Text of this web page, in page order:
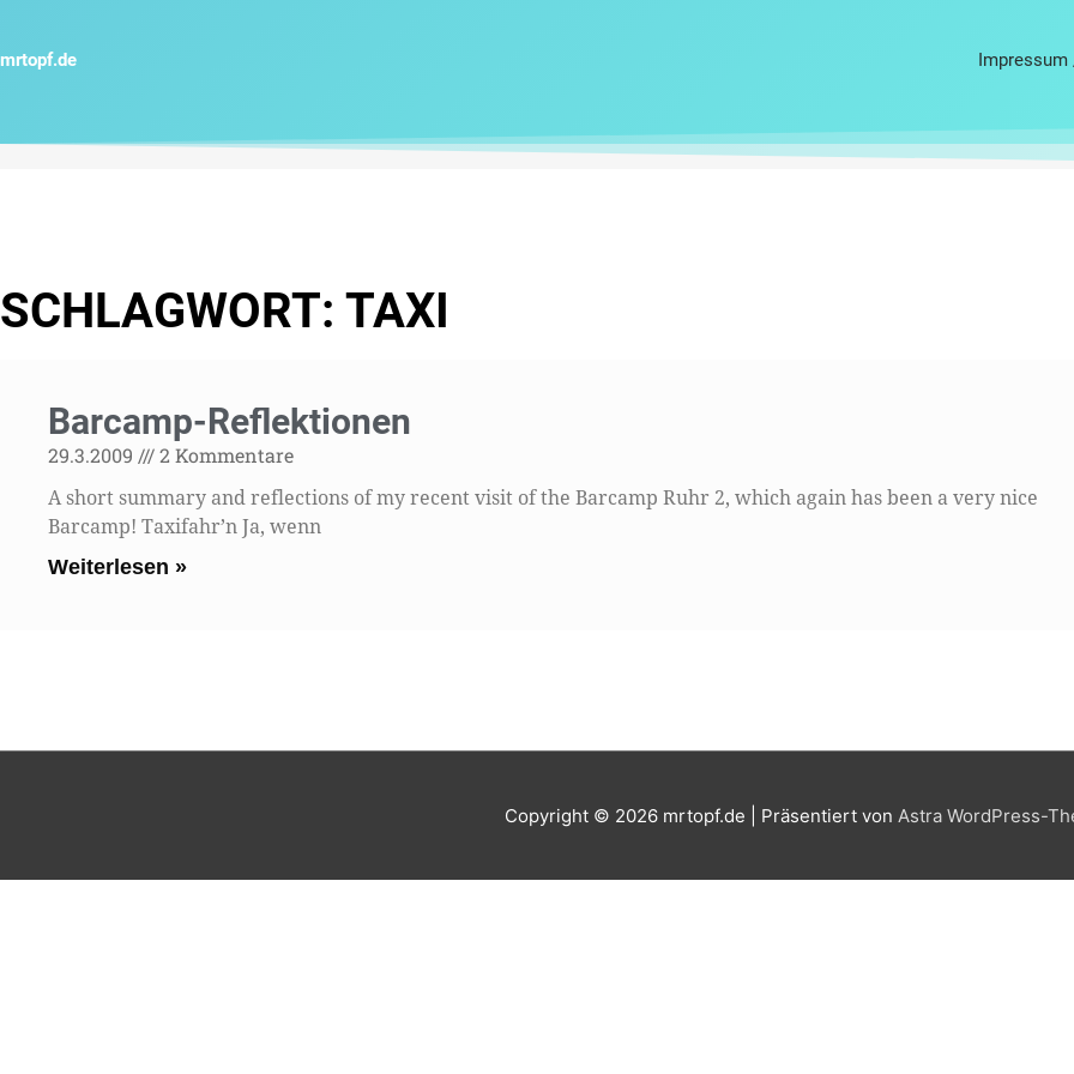
springen
mrtopf.de
SCHLAGWORT: TAXI
Barcamp-Reflektionen
29.3.2009 2 Kommentare
A short summary and reflections of my recent visit of the Barcamp Ruhr 2, which again has been a very nice
Barcamp! Taxifahr’n Ja, wenn
Weiterlesen »
Copyright © 2026 mrtopf.de | Präsentiert von Astra WordPress-